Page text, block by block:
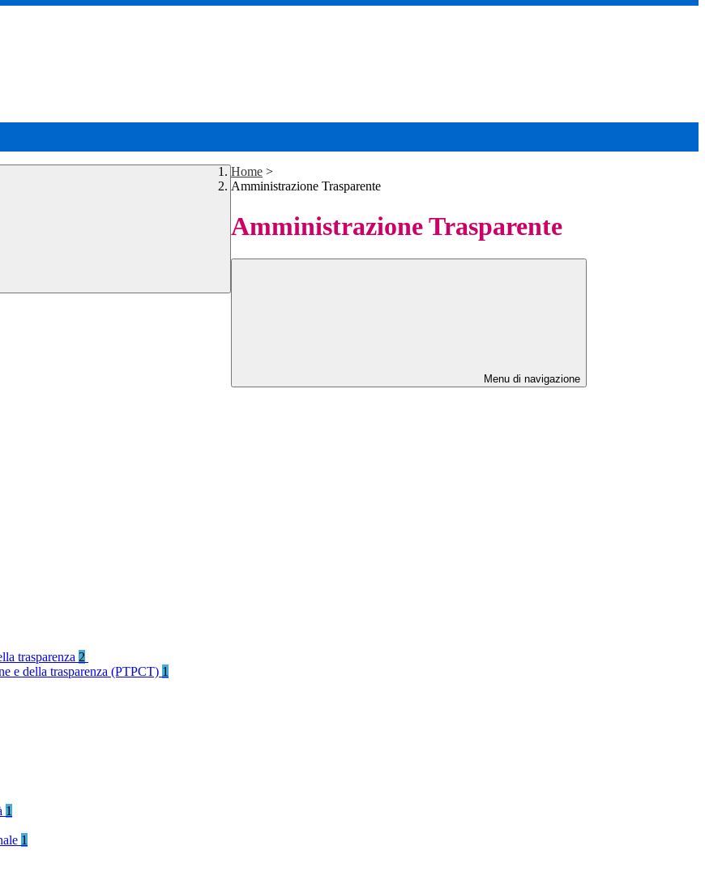
Home >
Amministrazione Trasparente
Amministrazione Trasparente
Menu di navigazione
trasparenza 2
e della trasparenza (PTPCT) 1
1
1